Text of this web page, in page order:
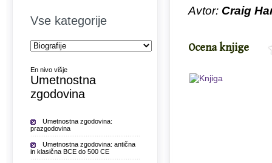
Avtor: Craig
Ocena knjige
Vse kategorije
En nivo višje
Umetnostna
zgodovina
Umetnostna zgodovina:
prazgodovina
Umetnostna zgodovina: antična
in klasična BCE do 500 CE